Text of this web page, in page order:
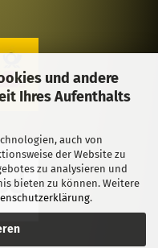
und andere
Ihres Aufenthalts
auch von
der Website zu
zu analysieren und
bieten zu können. Weitere
.